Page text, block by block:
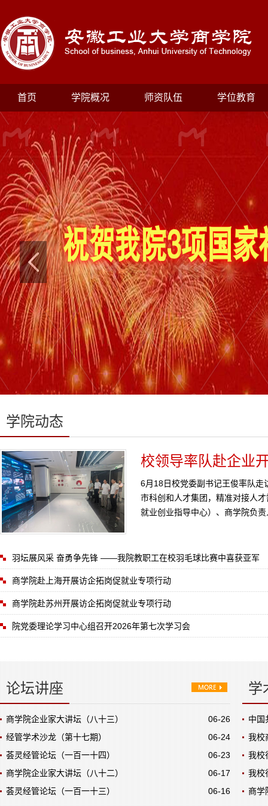
首页 学院概况 师资队伍 学位教育
学院动态
校领导率队赴企业
6月18日校党委副书记王俊率队走
市科创和人才集团，精准对接人
就业创业指导中心）、商学院负
羽坛展风采 奋勇争先锋 ——我院教职工在校羽毛球比赛中喜获亚军
商学院赴上海开展访企拓岗促就业专项行动
商学院赴苏州开展访企拓岗促就业专项行动
院党委理论学习中心组召开2026年第七次学习会
论坛讲座
06-26
商学院企业家大讲坛（八十三）
06-24
经管学术沙龙（第十七期）
06-23
荟灵经管论坛（一百一十四）
06-17
商学院企业家大讲坛（八十二）
06-16
荟灵经管论坛（一百一十三）
学
中国
我校
我校
我校
商学